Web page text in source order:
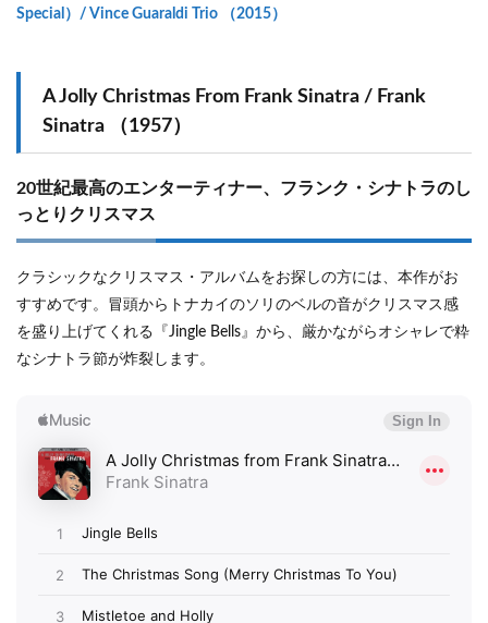
Special）/ Vince Guaraldi Trio （2015）
A Jolly Christmas From Frank Sinatra / Frank
Sinatra （1957）
20世紀最高のエンターティナー、フランク・シナトラのし
っとりクリスマス
クラシックなクリスマス・アルバムをお探しの方には、本作がお
すすめです。冒頭からトナカイのソリのベルの音がクリスマス感
を盛り上げてくれる『Jingle Bells』から、厳かながらオシャレで粋
なシナトラ節が炸裂します。